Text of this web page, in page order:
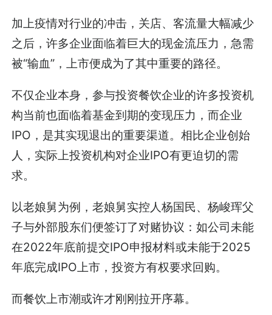
加上疫情对行业的冲击，关店、客流量大幅减少
之后，许多企业面临着巨大的现金流压力，急需
被“输血”，上市便成为了其中重要的路径。
不仅企业本身，参与投资餐饮企业的许多投资机
构当前也面临着基金到期的变现压力，而企业
IPO，是其实现退出的重要渠道。相比企业创始
人，实际上投资机构对企业IPO有更迫切的需
求。
以老娘舅为例，老娘舅实控人杨国民、杨峻珲父
子与外部股东们便签订了对赌协议：如公司未能
在2022年底前提交IPO申报材料或未能于2025
年底完成IPO上市，投资方有权要求回购。
而餐饮上市潮或许才刚刚拉开序幕。